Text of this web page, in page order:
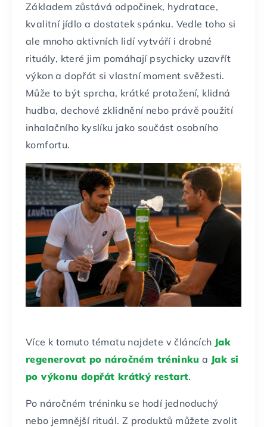
Základem zůstává odpočinek, hydratace,
kvalitní jídlo a dostatek spánku. Vedle toho si
ale mnoho aktivních lidí vytváří i drobné
rituály, které jim pomáhají psychicky uzavřít
výkon a dopřát si vlastní moment svěžesti.
Může to být sprcha, krátké protažení, klidná
hudba, dechové zklidnění nebo právě použití
inhalačního kyslíku jako součást osobního
komfortu.
Více k tomuto tématu najdete v článcích Jak
regenerovat po náročném tréninku a Jak si
po výkonu dopřát krátký restart.
Po náročném tréninku se hodí jednoduchý
nebo jemnější rituál. Z produktů můžete zvolit